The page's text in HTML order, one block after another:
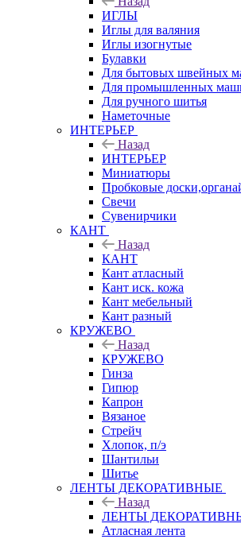
ИГЛЫ
Иглы для валяния
Иглы изогнутые
Булавки
Для бытовых швейных
Для промышленных
Для ручного шитья
Наметочные
ИНТЕРЬЕР
Назад
ИНТЕРЬЕР
Миниатюры
Пробковые
Свечи
Сувенирчики
КАНТ
Назад
КАНТ
Кант атласный
Кант иск. кожа
Кант мебельный
Кант разный
КРУЖЕВО
Назад
КРУЖЕВО
Гинза
Гипюр
Капрон
Вязаное
Стрейч
Хлопок, п/э
Шантильи
Шитье
ЛЕНТЫ ДЕКОРАТИВНЫЕ
Назад
ЛЕНТЫ
Атласная лента